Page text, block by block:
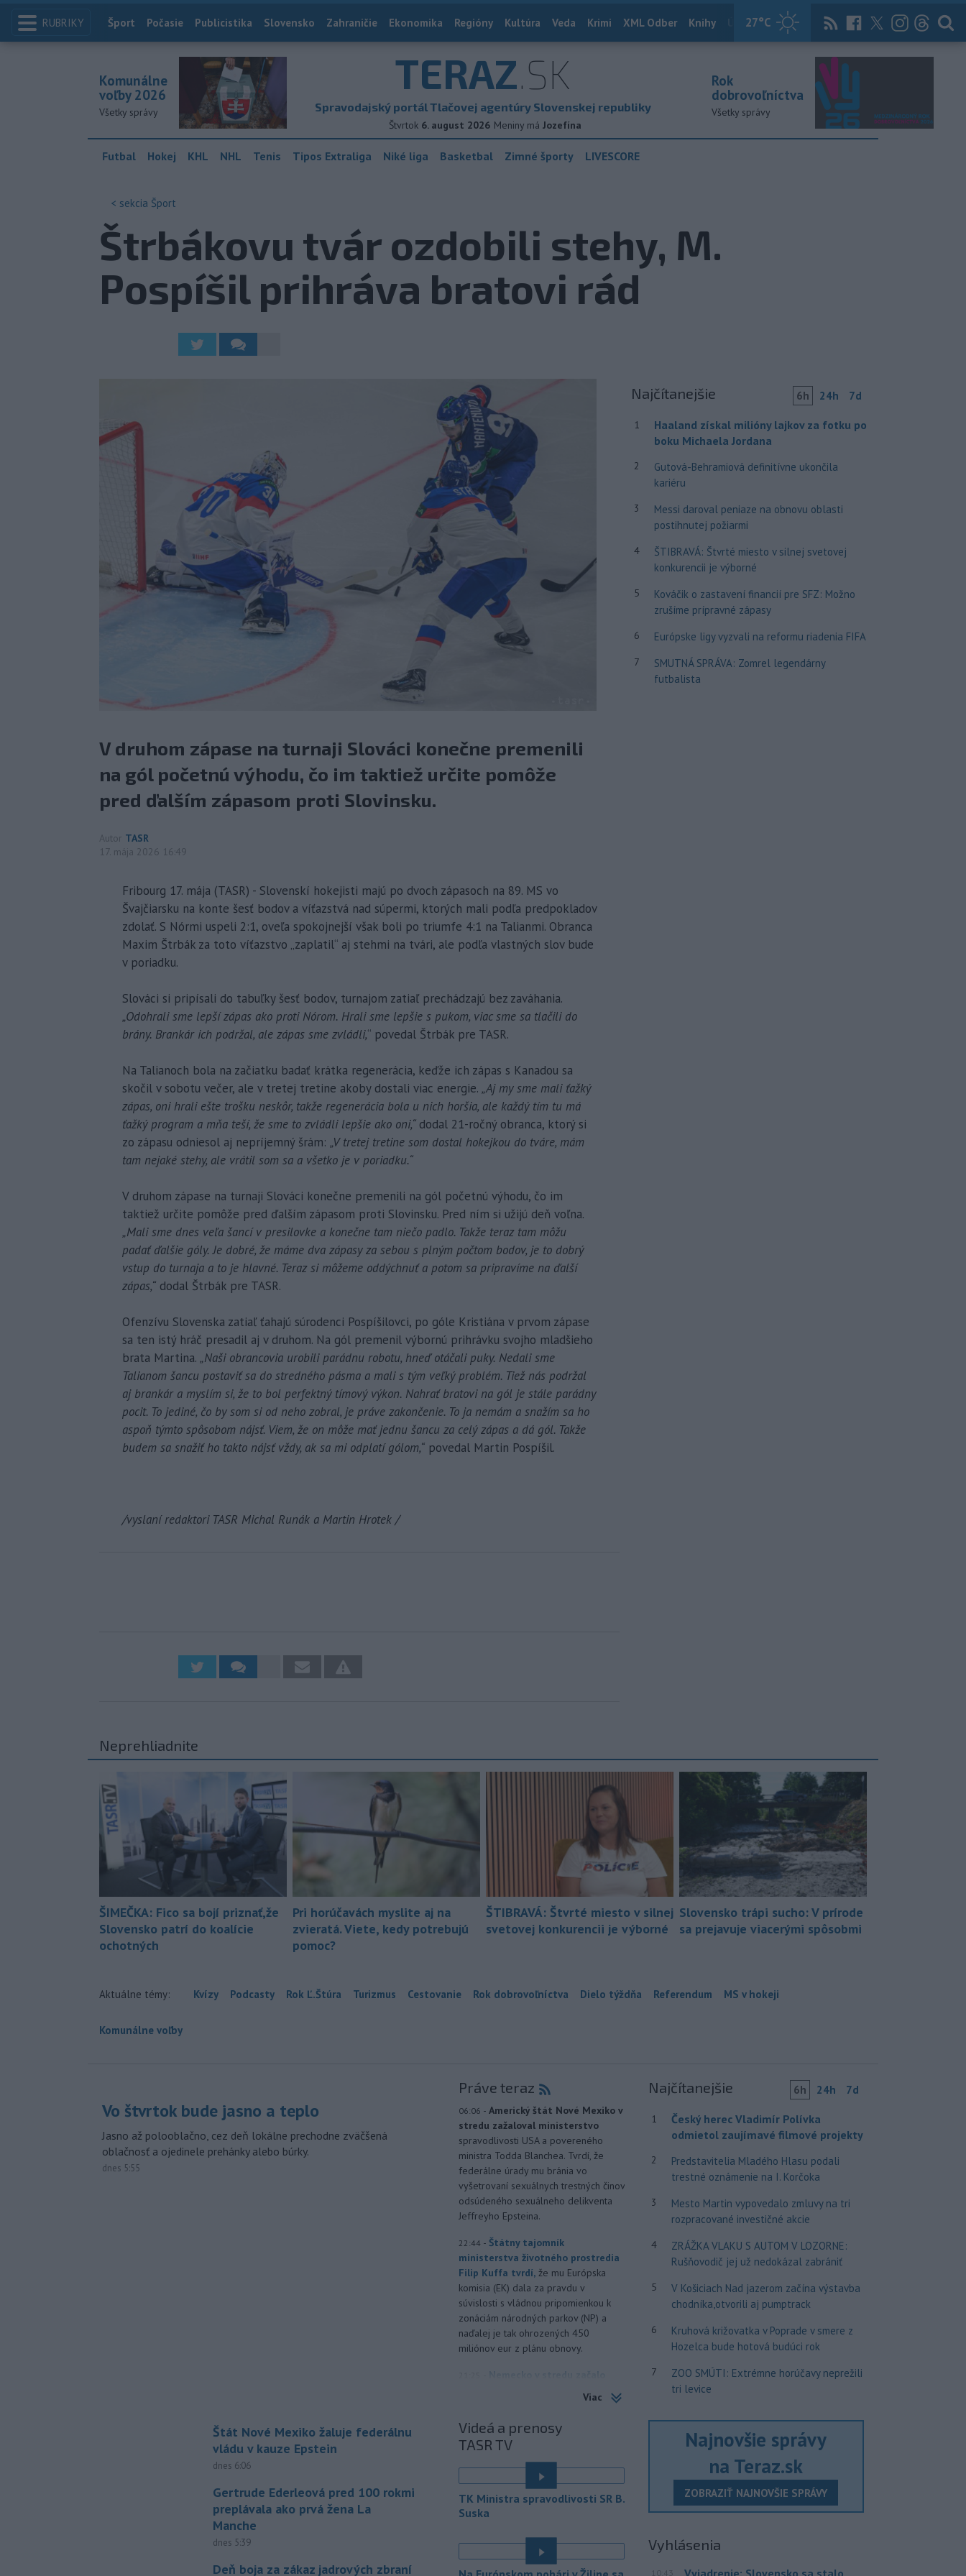
RUBRIKY 27°C
Index
Šport Počasie Publicistika Slovensko Zahraničie Ekonomika Regióny Kultúra Veda Krimi XML Odber Knihy Útulkovo Magazín News Now Archív
TERAZ.SK
Spravodajský portál Tlačovej agentúry Slovenskej republiky
Štvrtok 6. august 2026 Meniny má Jozefína
Komunálne
voľby 2026
Všetky správy
Rok
dobrovoľníctva
Všetky správy
Futbal Hokej KHL NHL Tenis Tipos Extraliga Niké liga Basketbal Zimné športy LIVESCORE
< sekcia Šport
Štrbákovu tvár ozdobili stehy, M.
Pospíšil prihráva bratovi rád
V druhom zápase na turnaji Slováci konečne premenili
na gól početnú výhodu, čo im taktiež určite pomôže
pred ďalším zápasom proti Slovinsku.
Autor TASR
17. mája 2026 16:49
Fribourg 17. mája (TASR) - Slovenskí hokejisti majú po dvoch zápasoch na 89. MS vo
Švajčiarsku na konte šesť bodov a víťazstvá nad súpermi, ktorých mali podľa predpokladov
zdolať. S Nórmi uspeli 2:1, oveľa spokojnejší však boli po triumfe 4:1 na Talianmi. Obranca
Maxim Štrbák za toto víťazstvo „zaplatil“ aj stehmi na tvári, ale podľa vlastných slov bude
v poriadku.
Slováci si pripísali do tabuľky šesť bodov, turnajom zatiaľ prechádzajú bez zaváhania.
„Odohrali sme lepší zápas ako proti Nórom. Hrali sme lepšie s pukom, viac sme sa tlačili do
brány. Brankár ich podržal, ale zápas sme zvládli,“ povedal Štrbák pre TASR.
Na Talianoch bola na začiatku badať krátka regenerácia, keďže ich zápas s Kanadou sa
skočil v sobotu večer, ale v tretej tretine akoby dostali viac energie. „Aj my sme mali ťažký
zápas, oni hrali ešte trošku neskôr, takže regenerácia bola u nich horšia, ale každý tím tu má
ťažký program a mňa teší, že sme to zvládli lepšie ako oni,“ dodal 21-ročný obranca, ktorý si
zo zápasu odniesol aj nepríjemný šrám: „V tretej tretine som dostal hokejkou do tváre, mám
tam nejaké stehy, ale vrátil som sa a všetko je v poriadku.“
V druhom zápase na turnaji Slováci konečne premenili na gól početnú výhodu, čo im
taktiež určite pomôže pred ďalším zápasom proti Slovinsku. Pred ním si užijú deň voľna.
„Mali sme dnes veľa šancí v presilovke a konečne tam niečo padlo. Takže teraz tam môžu
padať ďalšie góly. Je dobré, že máme dva zápasy za sebou s plným počtom bodov, je to dobrý
vstup do turnaja a to je hlavné. Teraz si môžeme oddýchnuť a potom sa pripravíme na ďalší
zápas,“ dodal Štrbák pre TASR.
Ofenzívu Slovenska zatiaľ ťahajú súrodenci Pospíšilovci, po góle Kristiána v prvom zápase
sa ten istý hráč presadil aj v druhom. Na gól premenil výbornú prihrávku svojho mladšieho
brata Martina. „Naši obrancovia urobili parádnu robotu, hneď otáčali puky. Nedali sme
Talianom šancu postaviť sa do stredného pásma a mali s tým veľký problém. Tiež nás podržal
aj brankár a myslím si, že to bol perfektný tímový výkon. Nahrať bratovi na gól je stále parádny
pocit. To jediné, čo by som si od neho zobral, je práve zakončenie. To ja nemám a snažím sa ho
aspoň týmto spôsobom nájsť. Viem, že on môže mať jednu šancu za celý zápas a dá gól. Takže
budem sa snažiť ho takto nájsť vždy, ak sa mi odplatí gólom,“ povedal Martin Pospíšil.
/vyslaní redaktori TASR Michal Runák a Martin Hrotek /
Najčítanejšie 6h 24h 7d
1
Haaland získal milióny lajkov za fotku po
boku Michaela Jordana
2
Gutová-Behramiová definitívne ukončila
kariéru
3
Messi daroval peniaze na obnovu oblasti
postihnutej požiarmi
4
ŠTIBRAVÁ: Štvrté miesto v silnej svetovej
konkurencii je výborné
5
Kováčik o zastavení financií pre SFZ: Možno
zrušíme prípravné zápasy
6 Európske ligy vyzvali na reformu riadenia FIFA
7
SMUTNÁ SPRÁVA: Zomrel legendárny
futbalista
Neprehliadnite
ŠIMEČKA: Fico sa bojí priznať,že
Slovensko patrí do koalície
ochotných
Pri horúčavách myslite aj na
zvieratá. Viete, kedy potrebujú
pomoc?
ŠTIBRAVÁ: Štvrté miesto v silnej
svetovej konkurencii je výborné
Slovensko trápi sucho: V prírode
sa prejavuje viacerými spôsobmi
Aktuálne témy: Kvízy Podcasty Rok Ľ.Štúra Turizmus Cestovanie Rok dobrovoľníctva Dielo týždňa Referendum MS v hokeji
Komunálne voľby
Vo štvrtok bude jasno a teplo
Jasno až polooblačno, cez deň lokálne prechodne zväčšená
oblačnosť a ojedinele prehánky alebo búrky.
dnes 5:55
Štát Nové Mexiko žaluje federálnu
vládu v kauze Epstein
dnes 6:06
Gertrude Ederleová pred 100 rokmi
preplávala ako prvá žena La
Manche
dnes 5:39
Deň boja za zákaz jadrových zbraní
Práve teraz
06:06 - Americký štát Nové Mexiko v
stredu zažaloval ministerstvo
spravodlivosti USA a povereného
ministra Todda Blanchea. Tvrdí, že
federálne úrady mu bránia vo
vyšetrovaní sexuálnych trestných činov
odsúdeného sexuálneho delikventa
Jeffreyho Epsteina.
22:44 - Štátny tajomník
ministerstva životného prostredia
Filip Kuffa tvrdí, že mu Európska
komisia (EK) dala za pravdu v
súvislosti s vládnou pripomienkou k
zonáciám národných parkov (NP) a
naďalej je tak ohrozených 450
miliónov eur z plánu obnovy.
vyšetrovanie po tom, ako sa v noci
blízkosti vzletovej a pristávacej
dráhy na letisku Lipsko/Halle našiel
dron naložený výbušninami.
Slovensko pomáha Maďarsku
s vodou, pretože naši južní susedia
zápasia s kritickou situáciou na Dunaji a
v hre je aj možné odstavenie jadrovej
Litovská pohraničná stráž
objavila ďalší podzemný tunel,
Viac
Videá a prenosy
TASR TV
TK Ministra spravodlivosti SR B.
Suska
Najčítanejšie 6h 24h 7d
1
Český herec Vladimír Polívka
odmietol zaujímavé filmové projekty
2
Predstavitelia Mladého Hlasu podali
trestné oznámenie na I. Korčoka
3
Mesto Martin vypovedalo zmluvy na tri
rozpracované investičné akcie
4
ZRÁŽKA VLAKU S AUTOM V LOZORNE:
Rušňovodič jej už nedokázal zabrániť
5
V Košiciach Nad jazerom začína výstavba
chodníka,otvorili aj pumptrack
6
Kruhová križovatka v Poprade v smere z
Hozelca bude hotová budúci rok
7
ZOO SMÚTI: Extrémne horúčavy neprežili
tri levice
Najnovšie správy
na Teraz.sk
ZOBRAZIŤ NAJNOVŠIE SPRÁVY
Vyhlásenia
10:43 Vyjadrenie: Slovensko sa stalo